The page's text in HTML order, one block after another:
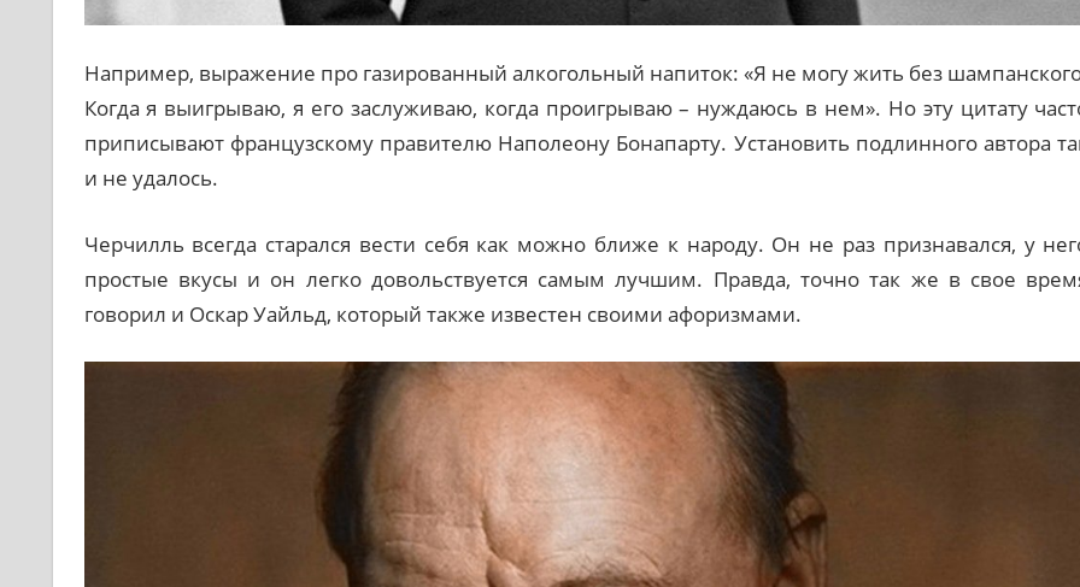
Например, выражение про газированный алкогольный напиток: «Я не могу жить без
Когда я выигрываю, я его заслуживаю, когда проигрываю – нуждаюсь в нем». Но эту цитату
приписывают французскому правителю Наполеону Бонапарту. Установить подлинного автора
и не удалось.
Черчилль всегда старался вести себя как можно ближе к народу. Он не раз признавался, у
простые вкусы и он легко довольствуется самым лучшим. Правда, точно так же в свое
говорил и Оскар Уайльд, который также известен своими афоризмами.